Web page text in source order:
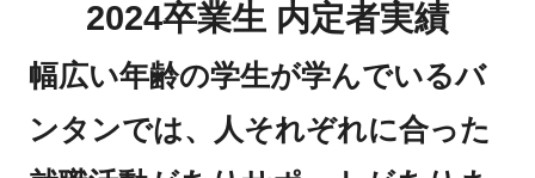
2024卒業生 内定者実績
幅広い年齢の学生が学んでいるバ
ンタンでは、人それぞれに合った